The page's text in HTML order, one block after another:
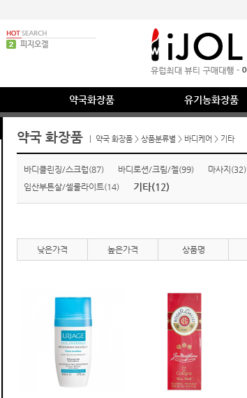
피지오겔
약국화장품 유기농화장품
약국 화장품 약국 화장품 > 상품분류별 > 바디케어 > 기타
바디클린징/스크럽(87) 바디로션/크림/젤(99) 마사지(32)
임산부튼살/셀룰라이트(14)
기타(12)
낮은가격 높은가격 상품명